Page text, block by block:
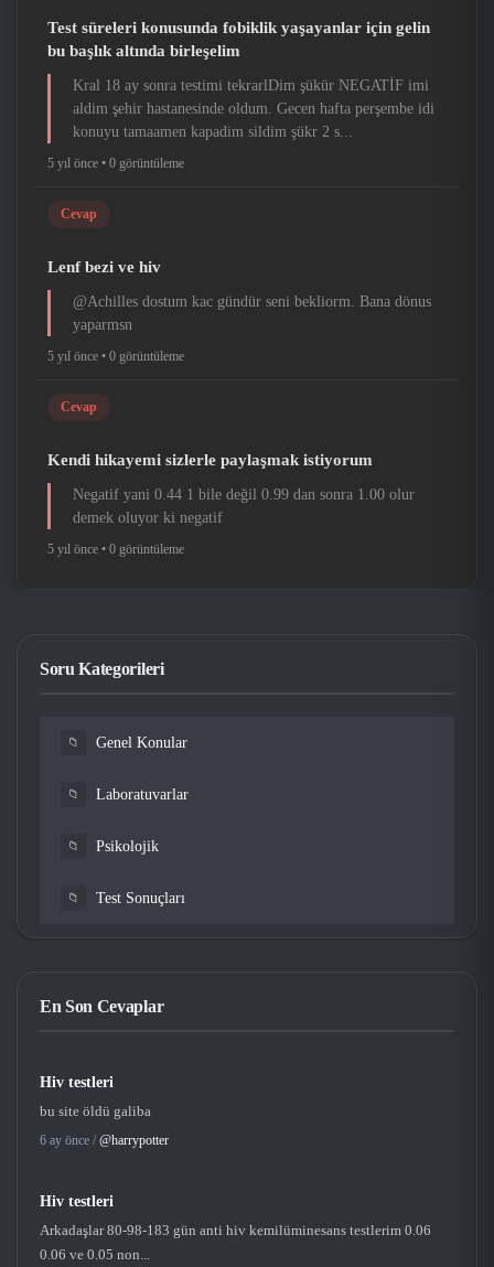
Test süreleri konusunda fobiklik yaşayanlar için gelin
bu başlık altında birleşelim
Kral 18 ay sonra testimi tekrarlDim şükür NEGATİF imi
aldim şehir hastanesinde oldum. Gecen hafta perşembe idi
konuyu tamaamen kapadim sildim şükr 2 s...
5 yıl önce • 0 görüntüleme
Cevap
Lenf bezi ve hiv
@Achilles dostum kac gündür seni bekliorm. Bana dönus
yaparmsn
5 yıl önce • 0 görüntüleme
Cevap
Kendi hikayemi sizlerle paylaşmak istiyorum
Negatif yani 0.44 1 bile değil 0.99 dan sonra 1.00 olur
demek oluyor ki negatif
5 yıl önce • 0 görüntüleme
Soru Kategorileri
📁 Genel Konular
📁 Laboratuvarlar
📁 Psikolojik
📁 Test Sonuçları
En Son Cevaplar
Hiv testleri
bu site öldü galiba
6 ay önce / @harrypotter
Hiv testleri
Arkadaşlar 80-98-183 gün anti hiv kemilüminesans testlerim 0.06
0.06 ve 0.05 non...